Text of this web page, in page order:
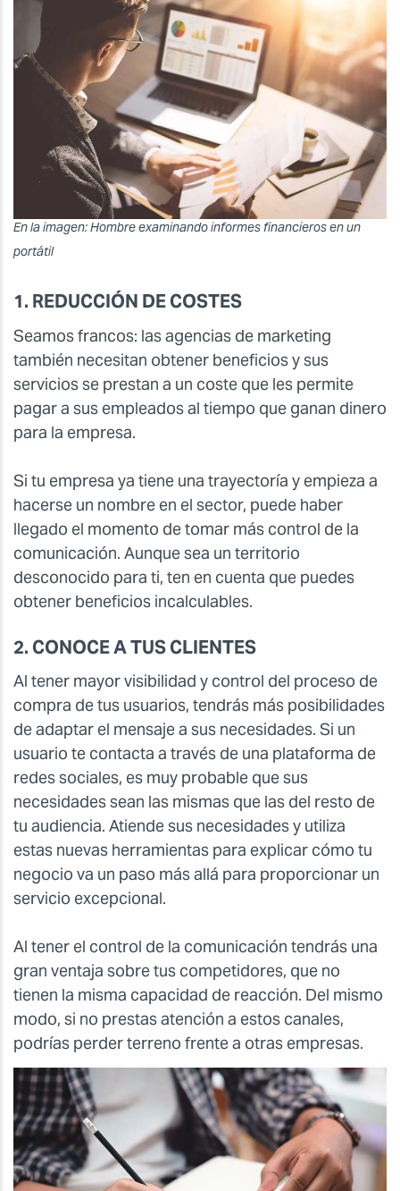
En la imagen: Hombre examinando informes financieros en un
portátil
1. REDUCCIÓN DE COSTES
Seamos francos: las agencias de marketing
también necesitan obtener beneficios y sus
servicios se prestan a un coste que les permite
pagar a sus empleados al tiempo que ganan dinero
para la empresa.
Si tu empresa ya tiene una trayectoría y empieza a
hacerse un nombre en el sector, puede haber
llegado el momento de tomar más control de la
comunicación. Aunque sea un territorio
desconocido para ti, ten en cuenta que puedes
obtener beneficios incalculables.
2. CONOCE A TUS CLIENTES
Al tener mayor visibilidad y control del proceso de
compra de tus usuarios, tendrás más posibilidades
de adaptar el mensaje a sus necesidades. Si un
usuario te contacta a través de una plataforma de
redes sociales, es muy probable que sus
necesidades sean las mismas que las del resto de
tu audiencia. Atiende sus necesidades y utiliza
estas nuevas herramientas para explicar cómo tu
negocio va un paso más allá para proporcionar un
servicio excepcional.
Al tener el control de la comunicación tendrás una
gran ventaja sobre tus competidores, que no
tienen la misma capacidad de reacción. Del mismo
modo, si no prestas atención a estos canales,
podrías perder terreno frente a otras empresas.